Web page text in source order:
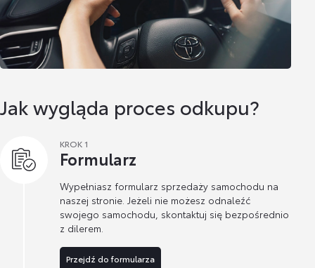
Jak wygląda proces odkupu?
KROK 1
Formularz
Wypełniasz formularz sprzedaży samochodu na
naszej stronie. Jeżeli nie możesz odnaleźć
swojego samochodu, skontaktuj się bezpośrednio
z dilerem.
Przejdź do formularza